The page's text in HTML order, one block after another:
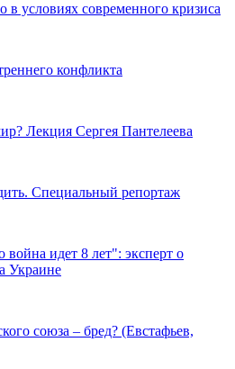
в условиях современного кризиса
конфликта
Лекция Сергея Пантелеева
Специальный репортаж
идет 8 лет": эксперт о
Украине
союза – бред? (Евстафьев,